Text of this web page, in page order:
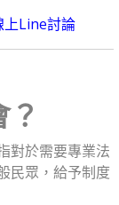
上Line討論
對於需要專業法
民眾，給予制度